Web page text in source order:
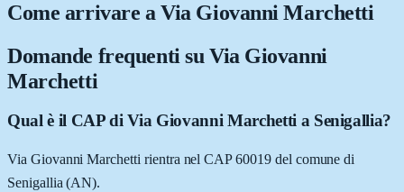
Come arrivare aVia Giovanni Marchetti
Domande frequenti su Via Giovanni
Marchetti
Qual è il CAP di Via Giovanni Marchetti a Senigallia?
Via Giovanni Marchetti rientra nel CAP 60019 del comune di
Senigallia (AN).